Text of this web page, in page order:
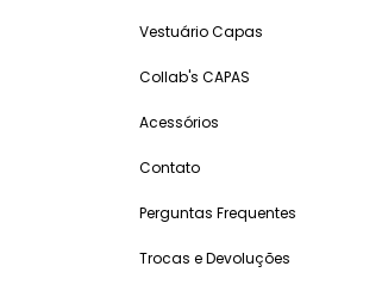
Vestuário Capas
Collab's CAPAS
Acessórios
Contato
Perguntas Frequentes
Trocas e Devoluções